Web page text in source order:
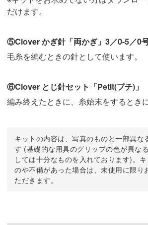
だけます。
⑤Clover かぎ針「両かぎ」3／0-5／0
毛糸を編むときの針として使います。
⑥Clover とじ針セット「Petit(プチ)」
編み終えたときに、糸始末をするとき
キットの内容は、写真のものと一部異な
す (基礎的な用具のグリップの色が異な
しては十分なものを入れております)。
のや不備があった場合は、未使用に限り
ただきます。